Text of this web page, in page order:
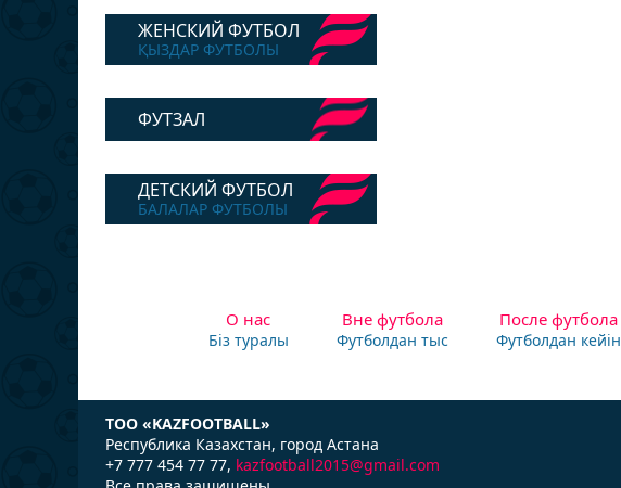
ЖЕНСКИЙ ФУТБОЛ
ҚЫЗДАР ФУТБОЛЫ
ФУТЗАЛ
ДЕТСКИЙ ФУТБОЛ
БАЛАЛАР ФУТБОЛЫ
О нас
Біз туралы
Вне футбола
Футболдан тыс
После футбола
Футболдан кейін
ТОО «KAZFOOTBALL»
Республика Казаxстан, город Астана
+7 777 454 77 77, kazfootball2015@gmail.com